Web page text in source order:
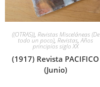
((OTRAS)), Revistas Misceláneas (De
todo un poco), Revistas,Años
principios siglo XX
(1917) Revista PACIFICO
(Junio)